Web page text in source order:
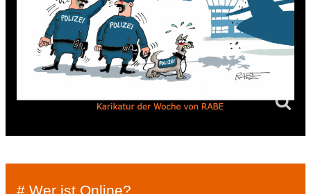
# Wer ist Online?